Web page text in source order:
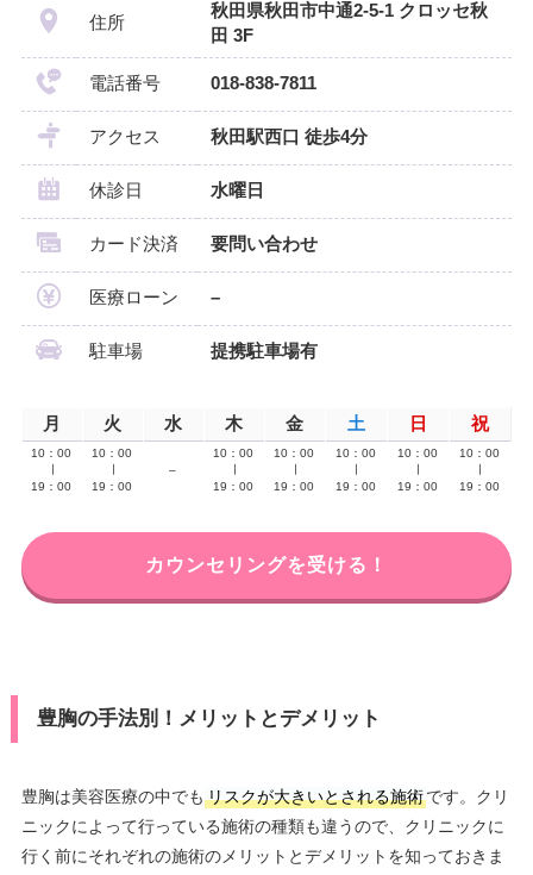
住所
秋田県秋田市中通2-5-1 クロッセ秋
田 3F
電話番号 018-838-7811
アクセス 秋田駅西口 徒歩4分
休診日 水曜日
カード決済 要問い合わせ
医療ローン –
駐車場 提携駐車場有
月 火 水 木 金 土 日 祝
10：00
19：00
10：00
19：00
–
10：00
19：00
10：00
19：00
10：00
19：00
10：00
19：00
10：00
19：00
カウンセリングを受ける！
豊胸の手法別！メリットとデメリット
豊胸は美容医療の中でも リスクが大きいとされる施術です。クリ
ニックによって行っている施術の種類も違うので、クリニックに
行く前にそれぞれの施術のメリットとデメリットを知っておきま